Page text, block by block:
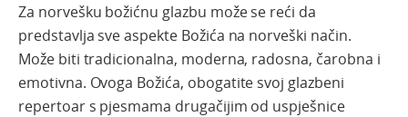
Za norvešku božićnu glazbu možese reći da
predstavlja sveaspekte Božića na norveški način.
Može biti tradicionalna, moderna, radosna, čarobna i
emotivna. Ovoga Božića, obogatite svoj glazbeni
repertoar s pjesmama drugačijim od uspješnice